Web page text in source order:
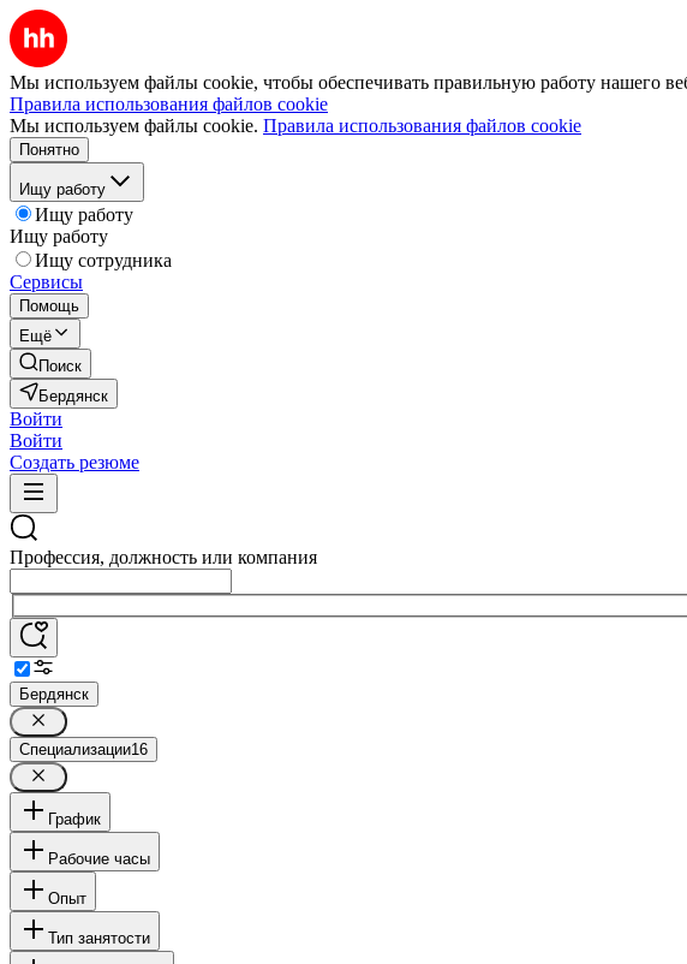
Мы используем файлы cookie, чтобы обеспечивать правильную работу нашего
Правила использования файлов cookie
Мы используем файлы cookie. Правила использования файлов cookie
Понятно
Ищу работу
Ищу работу
Ищу работу
Ищу сотрудника
Сервисы
Помощь
Ещё
Поиск
Бердянск
Войти
Войти
Создать резюме
Профессия, должность или компания
Бердянск
Специализации16
График
Рабочие часы
Опыт
Тип занятости